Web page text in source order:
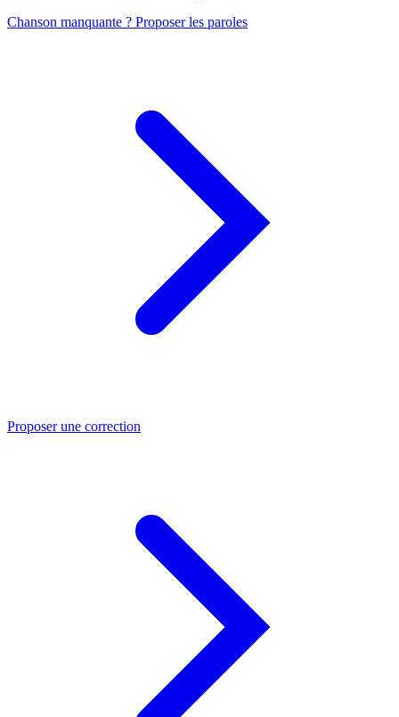
Chanson manquante ? Proposer les paroles
Proposer une correction